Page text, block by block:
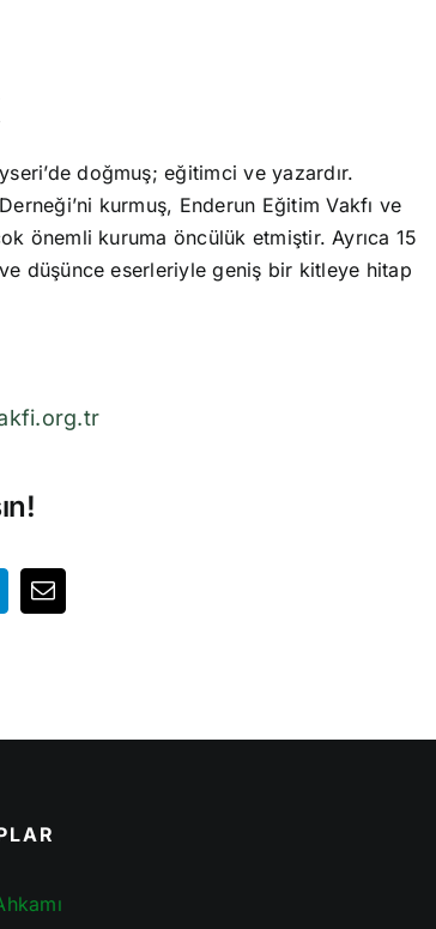
doğmuş; eğitimci ve yazardır.
kurmuş, Enderun Eğitim Vakfı ve
önemli kuruma öncülük etmiştir. Ayrıca 15
düşünce eserleriyle geniş bir kitleye hitap